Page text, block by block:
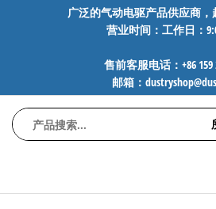
广泛的气动电驱产品供应商，
营业时间：工作日：
售前客服电话：+86 159
邮箱：
动
FESTO、